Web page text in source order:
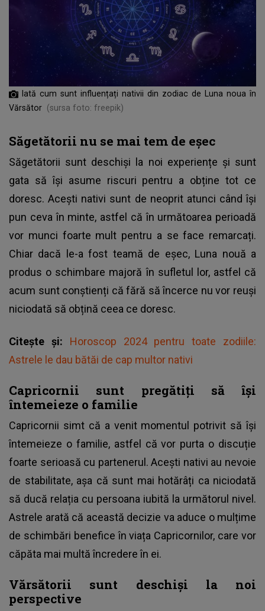
Iată cum sunt influențați nativii din zodiac de Luna noua în
Vărsător (sursa foto: freepik)
Săgetătorii nu se mai tem de eșec
Săgetătorii sunt deschiși la noi experiențe și sunt
gata să își asume riscuri pentru a obține tot ce
doresc. Acești nativi sunt de neoprit atunci când își
pun ceva în minte, astfel că în următoarea perioadă
vor munci foarte mult pentru a se face remarcați.
Chiar dacă le-a fost teamă de eșec, Luna nouă a
produs o schimbare majoră în sufletul lor, astfel că
acum sunt conștienți că fără să încerce nu vor reuși
niciodată să obțină ceea ce doresc.
Citește și: Horoscop 2024 pentru toate zodiile:
Astrele le dau bătăi de cap multor nativi
Capricornii sunt pregătiți să își
întemeieze o familie
Capricornii simt că a venit momentul potrivit să își
întemeieze o familie, astfel că vor purta o discuție
foarte serioasă cu partenerul. Acești nativi au nevoie
de stabilitate, așa că sunt mai hotărâți ca niciodată
să ducă relația cu persoana iubită la următorul nivel.
Astrele arată că această decizie va aduce o mulțime
de schimbări benefice în viața Capricornilor, care vor
căpăta mai multă încredere în ei.
Vărsătorii sunt deschiși la noi
perspective